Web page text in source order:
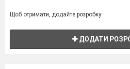
Щоб отримати, додайте розробку
ДОДАТИ